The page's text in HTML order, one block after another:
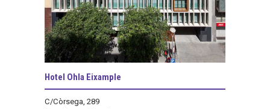
Hotel Ohla Eixample
C/Còrsega, 289